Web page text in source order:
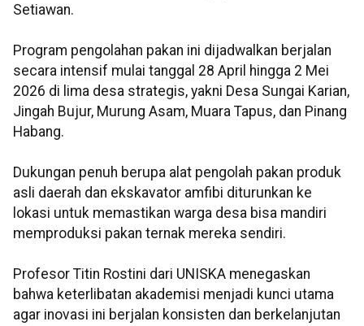
Setiawan.
Program pengolahan pakan ini dijadwalkan berjalan
secara intensif mulai tanggal 28 April hingga 2 Mei
2026 di lima desa strategis, yakni Desa Sungai Karian,
Jingah Bujur, Murung Asam, Muara Tapus, dan Pinang
Habang.
Dukungan penuh berupa alat pengolah pakan produk
asli daerah dan ekskavator amfibi diturunkan ke
lokasi untuk memastikan warga desa bisa mandiri
memproduksi pakan ternak mereka sendiri.
Profesor Titin Rostini dari UNISKA menegaskan
bahwa keterlibatan akademisi menjadi kunci utama
agar inovasi ini berjalan konsisten dan berkelanjutan